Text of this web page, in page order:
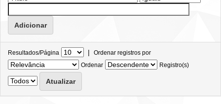
Resultados/Página | Ordenar registros por
Ordenar
Registro(s)